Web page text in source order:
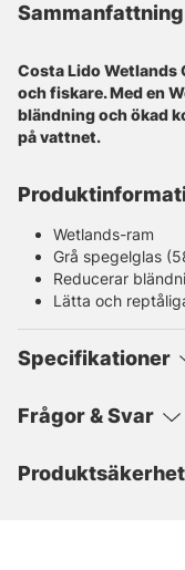
Sammanfattning
Costa Lido
och fiskare. Med en
bländning och ökad
på vattnet.
Wetlands-ram
Grå spegelglas
Reducerar
Lätta och
Specifikationer
Frågor & Svar